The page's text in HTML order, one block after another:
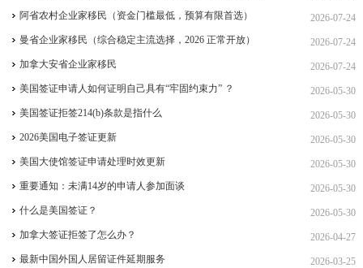
2026-07-24
阿省农村企业家移民（资金门槛最低，预算有限首选）
2026-07-24
曼省企业家移民（综合稳定主流选择，2026 正常开放）
2026-07-24
加拿大安省企业家移民
2026-05-30
美国签证申请人如何证明自己具有“牢固约束力” ？
2026-05-30
美国签证拒签214(b)条款是指什么
2026-05-30
2026美国电子签证更新
2026-05-30
美国大使馆签证申请处理时效更新
2026-05-30
重要通知：未满14岁的申请人参加面谈
2026-05-30
什么是美国签证？
2026-04-27
加拿大签证拒签了怎么办？
2026-03-25
最新中国外国人居留证件延期服务